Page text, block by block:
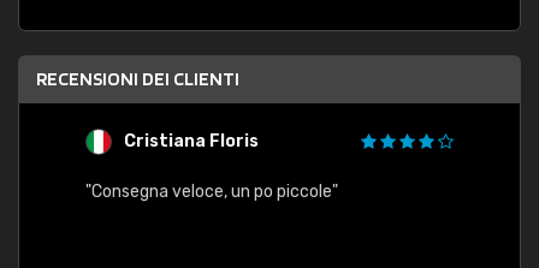
RECENSIONI DEI CLIENTI
Cristiana Floris
"Consegna veloce, un po piccole"